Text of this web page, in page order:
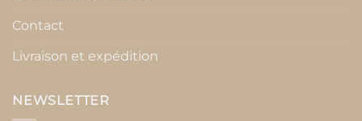
Contact
Livraison et expédition
NEWSLETTER